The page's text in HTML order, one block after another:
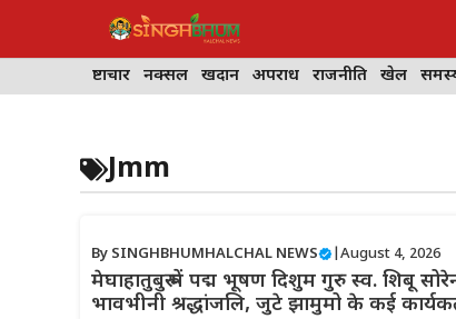
भ्रष्टाचार नक्सल खदान अपराध राजनीति खेल
Jmm
By SINGHBHUMHALCHAL NEWS August 4, 2026
मेघाहातुबुरू में पद्म भूषण दिशुम गुरु स्व. शिबू
भावभीनी श्रद्धांजलि, जुटे झामुमो के कई